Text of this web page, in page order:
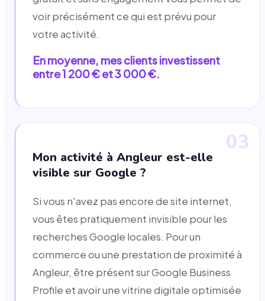
voir précisément ce qui est prévu pour
votre activité.
En moyenne, mes clients investissent
entre 1 200 € et 3 000 €.
03
Mon activité à Angleur est-elle
visible sur Google ?
Si vous n'avez pas encore de site internet,
vous êtes pratiquement invisible pour les
recherches Google locales. Pour un
commerce ou une prestation de proximité à
Angleur, être présent sur Google Business
Profile et avoir une vitrine digitale optimisée